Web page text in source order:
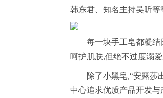
韩东君、知名主持吴昕
每一块手工皂都凝
呵护肌肤,但绝不过度溺
除了小黑皂,“安露莎
中心追求优质产品开发